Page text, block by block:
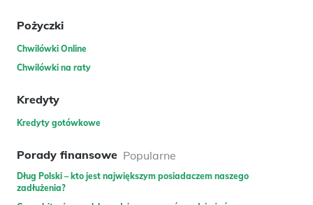
Pożyczki
Chwilówki Online
Chwilówki na raty
Kredyty
Kredyty gotówkowe
Porady finansowe Popularne
Dług Polski – kto jest największym posiadaczem naszego
zadłużenia?